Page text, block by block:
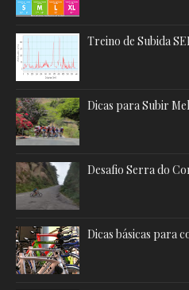
Treino de Subida
Dicas para Subir
Desafio Serra do
Dicas básicas para